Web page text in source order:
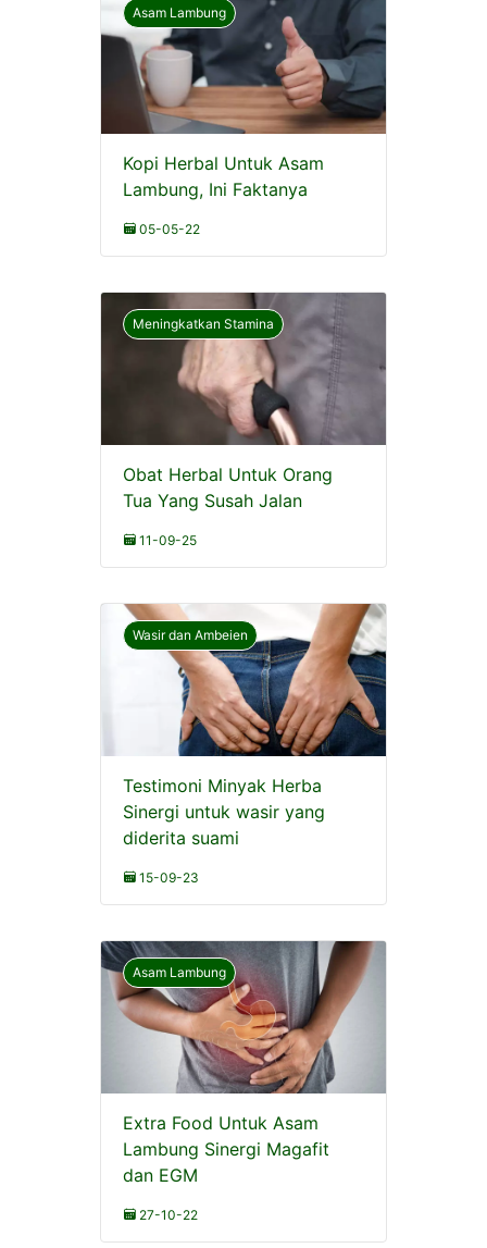
Asam Lambung
Kopi Herbal Untuk Asam
Lambung, Ini Faktanya
05-05-22
Meningkatkan Stamina
Obat Herbal Untuk Orang
Tua Yang Susah Jalan
11-09-25
Wasir dan Ambeien
Testimoni Minyak Herba
Sinergi untuk wasir yang
diderita suami
15-09-23
Asam Lambung
Extra Food Untuk Asam
Lambung Sinergi Magafit
dan EGM
27-10-22